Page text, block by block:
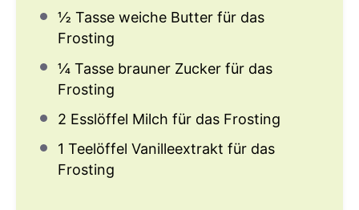
½ Tasse weiche Butter für das
Frosting
¼ Tasse brauner Zucker für das
Frosting
2 Esslöffel Milch für das Frosting
1 Teelöffel Vanilleextrakt für das
Frosting